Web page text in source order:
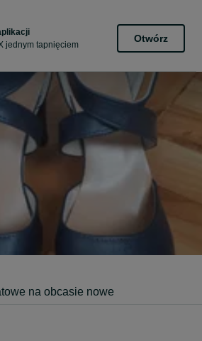
jednym tapnięciem
Otwórz
na obcasie nowe